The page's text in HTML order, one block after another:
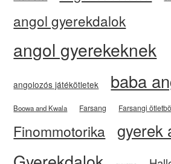
angol gyerekdalok
angol gyerekeknek
angolozós játékötletek baba
Boowa and Kwala Farsang Farsangi
Finommotorika gyerek